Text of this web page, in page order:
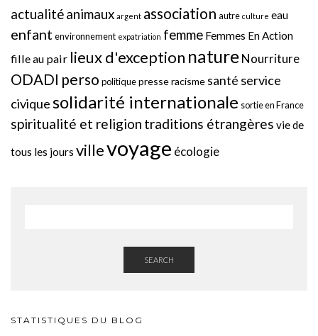
actualitéanimaux argent association autre culture eau
enfant environnement expatriation femme Femmes En Action
fille au pair lieux d'exception natureNourriture
ODADI perso politiquepresseracisme santé service
civiquesolidarité internationale sortie en France
spiritualité et religion traditions étrangères vie de
tous les jours villevoyage écologie
SEARCH
STATISTIQUES DU BLOG